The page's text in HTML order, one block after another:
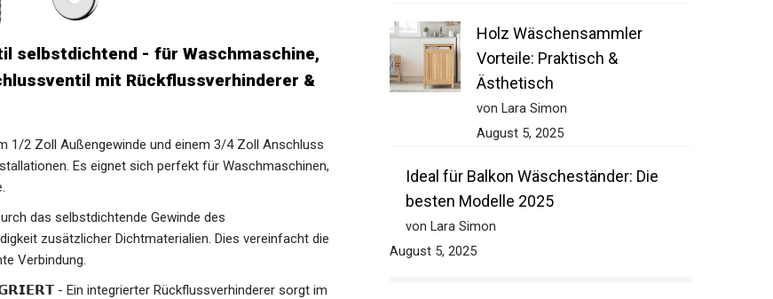
selbstdichtend - für Waschmaschine,
mit Rückflussverhinderer &
Außengewinde und einem 3/4 Zoll Anschluss
Es eignet sich perfekt für Waschmaschinen,
selbstdichtende Gewinde des
zusätzlicher Dichtmaterialien. Dies vereinfacht die
Verbindung.
- Ein integrierter Rückflussverhinderer sorgt im
Holz Wäschensammler
Vorteile: Praktisch &
Ästhetisch
von Lara Simon
August 5, 2025
Ideal für Balkon Wäscheständer: Die
besten Modelle 2025
von Lara Simon
August 5, 2025